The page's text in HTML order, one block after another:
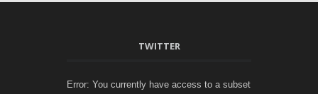
TWITTER
Error: You currently have access to a subset